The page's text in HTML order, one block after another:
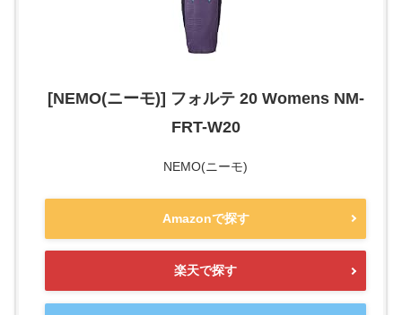
[NEMO(ニーモ)] フォルテ 20 Womens NM-
FRT-W20
NEMO(ニーモ)
Amazonで探す
楽天で探す